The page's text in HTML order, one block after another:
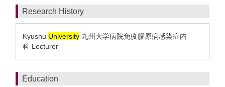
Research History
Kyushu University 九州大学病院免疫膠原病感染症内
科 Lecturer
Education